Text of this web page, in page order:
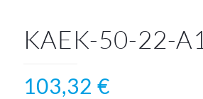
KAEK-50-22-A1
103,32 €